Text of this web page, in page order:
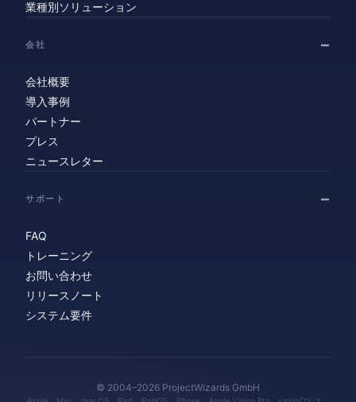
業種別ソリューション
会社
会社概要
導入事例
パートナー
プレス
ニュースレター
サポート
FAQ
トレーニング
お問い合わせ
リリースノート
システム要件
© 2004–2026 ProjectWizards GmbH